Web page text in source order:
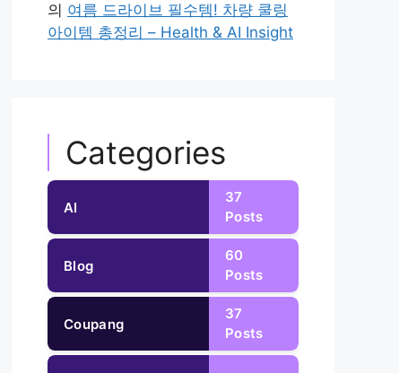
의 여름 드라이브 필수템! 차량 쿨링
아이템 총정리 – Health & AI Insight
Categories
AI
37
Posts
Blog
60
Posts
Coupang
37
Posts